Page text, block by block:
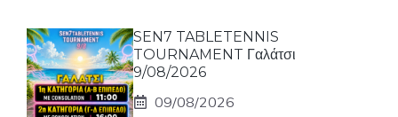
SEN7 TABLETENNIS
TOURNAMENT Γαλάτσι
9/08/2026
09/08/2026